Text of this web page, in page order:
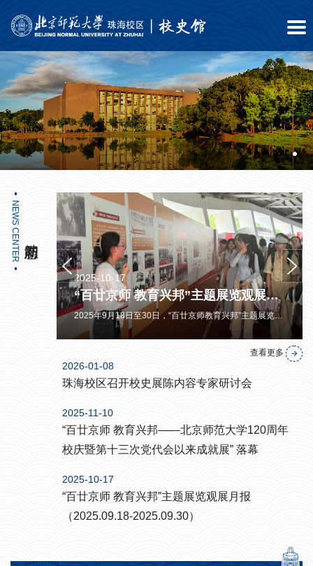
NEWS CENTER
2025-10-17
“百廿京师 教育兴邦”主题展览观展月报（2025.09.18-2025.09.30）
2025年9月18日至30日，“百廿京师教育兴邦”主题展览接待观展人数总计504人，涵盖7个团队。 1、9月18日，湾区商学院2025级学生213人观展。 2、9月18日，未来设计学院2025级学生7...
查看更多
2026-01-08
珠海校区召开校史展陈内容专家研讨会
2025-11-10
“百廿京师 教育兴邦——北京师范大学120周年
校庆暨第十三次党代会以来成就展” 落幕
2025-10-17
“百廿京师 教育兴邦”主题展览观展月报
（2025.09.18-2025.09.30）